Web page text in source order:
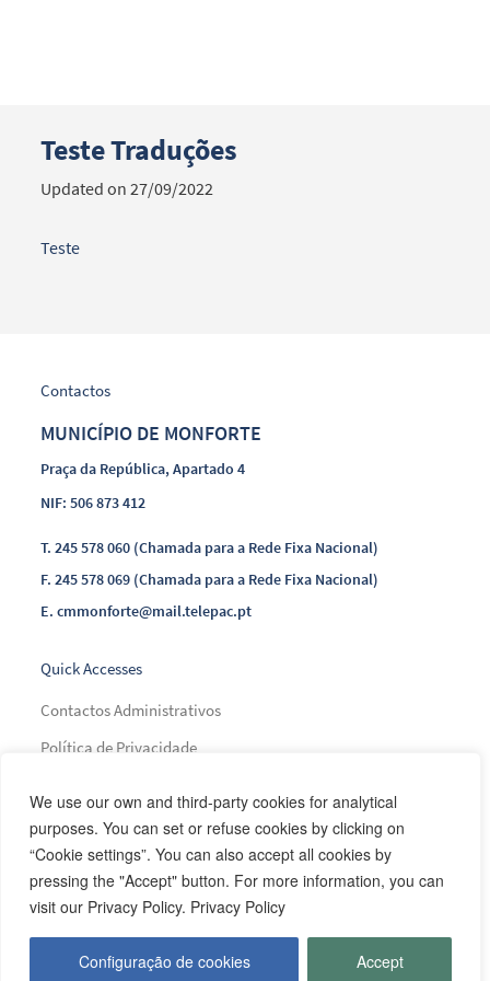
We use our own and third-party cookies for analytical
purposes. You can set or refuse cookies by clicking on
“Cookie settings”. You can also accept all cookies by
pressing the "Accept" button. For more information, you can
visit our Privacy Policy. Privacy Policy
Configuração de cookies Accept
Search term
Filters
Teste Traduções
Updated on 27/09/2022
Teste
Contactos
MUNICÍPIO DE MONFORTE
Praça da República, Apartado 4
NIF: 506 873 412
T.245 578 060 (Chamada para a Rede Fixa Nacional)
F.245 578 069 (Chamada para a Rede Fixa Nacional)
E.cmmonforte@mail.telepac.pt
Quick Accesses
Contactos Administrativos
Política de Privacidade
Índice de Presença na Internet
Índice do Glossário
Mapa do Site
Financing